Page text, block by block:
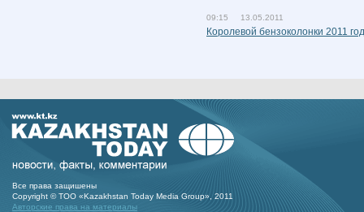
09:15 13.05.2011
Королевой бензоколонки 2011
Все права защишены
Copyright © ТОО «Kazakhstan Today Media Group», 2011
Авторские права на материалы